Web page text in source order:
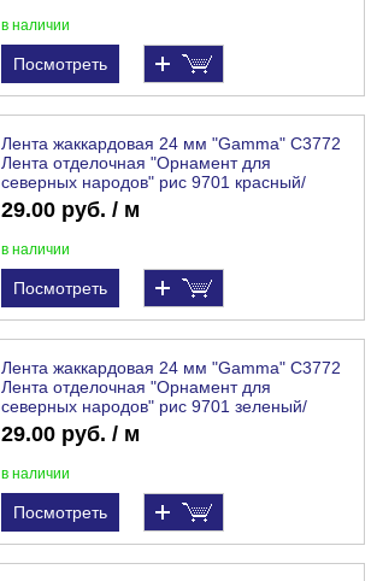
в наличии
Посмотреть
Лента жаккардовая 24 мм "Gamma" С3772
Лента отделочная "Орнамент для
северных народов" рис 9701 красный/
коричневый/бежевый
29.00 руб. / м
в наличии
Посмотреть
Лента жаккардовая 24 мм "Gamma" С3772
Лента отделочная "Орнамент для
северных народов" рис 9701 зеленый/
красный/бежевый
29.00 руб. / м
в наличии
Посмотреть